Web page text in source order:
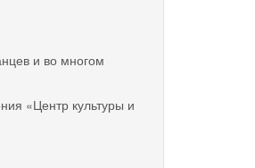
и во многом
«Центр культуры и